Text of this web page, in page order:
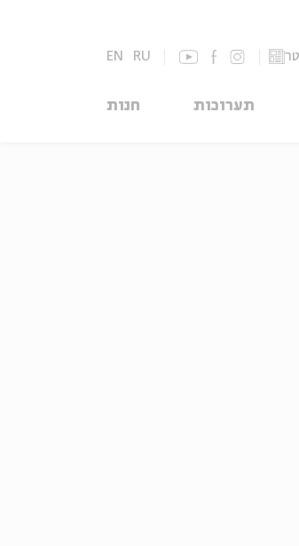
EN RU
תערוכות חנות